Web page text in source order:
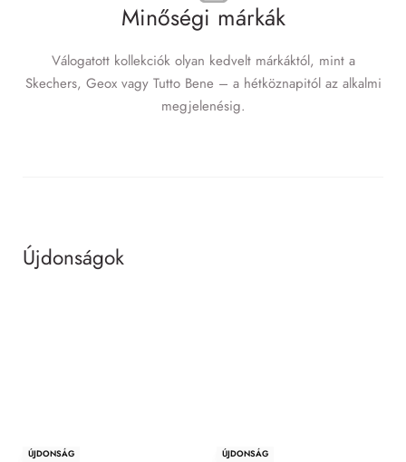
Minőségi márkák
Válogatott kollekciók olyan kedvelt márkáktól, mint a
Skechers, Geox vagy Tutto Bene – a hétköznapitól az alkalmi
megjelenésig.
Újdonságok
ÚJDONSÁG ÚJDONSÁG